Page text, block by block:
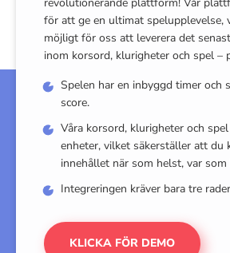
för att ge en ultimat spelupplevelse,
möjligt för oss att leverera det
inom korsord, klurigheter och spel –
Spelen har en inbyggd timer och
score.
Våra korsord, klurigheter och
enheter, vilket säkerställer att du
innehållet när som helst, var
Integreringen kräver bara tre
KLICKA FÖR DEMO